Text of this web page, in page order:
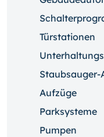
Türstationen
Staubsauger-
Aufzüge
Parksysteme
Pumpen